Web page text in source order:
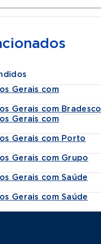
Gerais com
Gerais com Bradesco
Gerais com
Gerais com Porto
Gerais com Grupo
Gerais com Saúde
Gerais com Saúde